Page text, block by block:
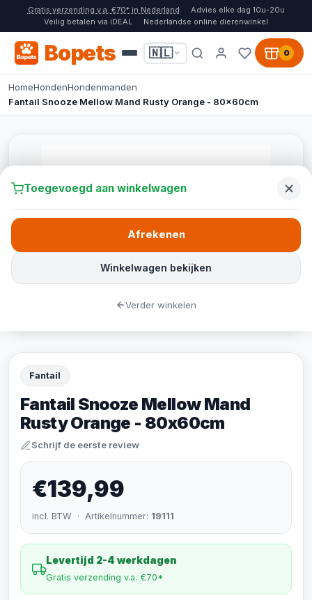
Gratis verzending v.a. €70* in Nederland
Advies elke dag 10u-20u
Veilig betalen via iDEAL
Nederlandse online dierenwinkel
Bopets 🇳🇱 0
HomeHondenHondenmanden
Fantail Snooze Mellow Mand Rusty Orange - 80x60cm
Fantail
Fantail Snooze Mellow Mand
Rusty Orange - 80x60cm
Schrijf de eerste review
€139,99
incl. BTW · Artikelnummer: 19111
Levertijd 2-4 werkdagen
Gratis verzending v.a. €70*
Toegevoegd aan winkelwagen
Winkelwagen bekijken
Afrekenen
Verder winkelen